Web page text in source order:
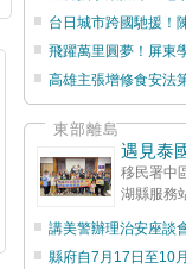
台日城市跨國馳援！
飛躍萬里圓夢！屏東
高雄主張增修食安
東部離島
遇見泰
移民署中
湖縣服務
講美警辦理治安座談
縣府自7月17日至10